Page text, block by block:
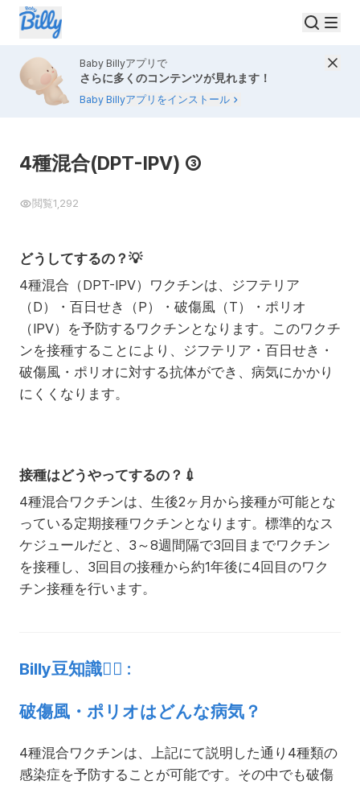
Baby Billyアプリで
さらに多くのコンテンツが見れます！
Baby Billyアプリをインストール
4種混合(DPT-IPV) ③
閲覧1,292
どうしてするの？💡
4種混合（DPT-IPV）ワクチンは、ジフテリア
（D）・百日せき（P）・破傷風（T）・ポリオ
（IPV）を予防するワクチンとなります。このワクチ
ンを接種することにより、ジフテリア・百日せき・
破傷風・ポリオに対する抗体ができ、病気にかかり
にくくなります。
接種はどうやってするの？💉
4種混合ワクチンは、生後2ヶ月から接種が可能とな
っている定期接種ワクチンとなります。標準的なス
ケジュールだと、3～8週間隔で3回目までワクチン
を接種し、3回目の接種から約1年後に4回目のワク
チン接種を行います。
Billy豆知識👩‍⚕️ :
破傷風・ポリオはどんな病気？
4種混合ワクチンは、上記にて説明した通り4種類の
感染症を予防することが可能です。その中でも破傷